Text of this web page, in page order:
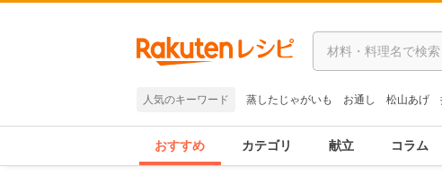
人気のキーワード 蒸したじゃがいも お通し 松山あげ
おすすめ カテゴリ 献立 コラム